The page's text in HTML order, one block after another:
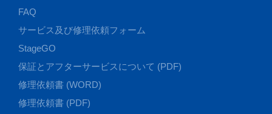
FAQ
サービス及び修理依頼フォーム
StageGO
保証とアフターサービスについて (PDF)
修理依頼書 (WORD)
修理依頼書 (PDF)